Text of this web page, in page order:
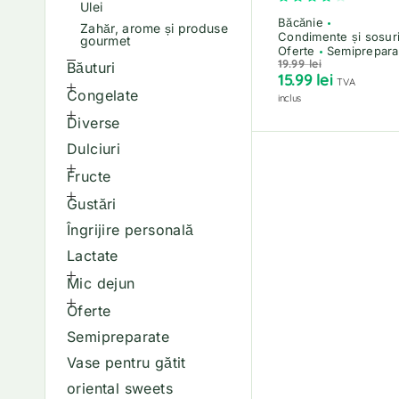
Ulei
Zahăr, arome și produse
gourmet
Băuturi
Congelate
Diverse
Dulciuri
Fructe
Gustări
Îngrijire personală
Lactate
Mic dejun
Oferte
Semipreparate
Vase pentru gătit
oriental sweets
Băcănie
Condimente și
Oferte
19.99lei
15.99 lei TVA
inclus